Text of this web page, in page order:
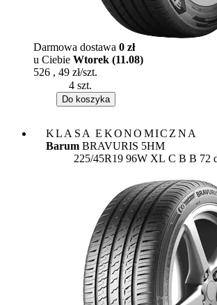
Dostępność:
Darmowa dostawa 0 zł
u Ciebie Wtorek (11.08)
526 , 49 zł/szt.
Do koszyka
KLASA EKONOMICZNA
Barum BRAVURIS 5HM
225/45R19 96W XL Etykieta:
C B B 72